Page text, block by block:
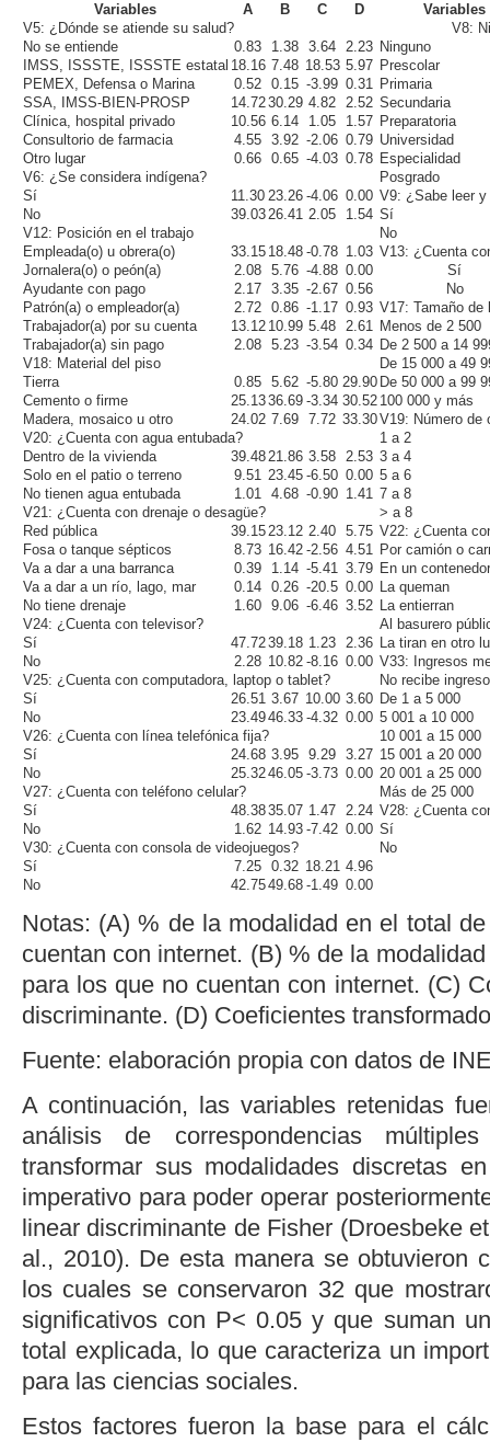
Variables A B C D
Variables
V5: ¿Dónde se atiende su salud?
V8:
No se entiende
0.83 1.38 3.64 2.23 Ninguno
IMSS, ISSSTE, ISSSTE estatal 18.16 7.48 18.53 5.97 Prescolar
PEMEX, Defensa o Marina
0.52 0.15 -3.99 0.31 Primaria
SSA, IMSS-BIEN-PROSP
14.7230.29 4.82 2.52 Secundaria
Clínica, hospital privado
10.56 6.14 1.05 1.57 Preparatoria
Consultorio de farmacia
4.55 3.92 -2.06 0.79 Universidad
Otro lugar
0.66 0.65 -4.03 0.78 Especialidad
V6: ¿Se considera indígena?
Posgrado
Sí
11.30 23.26 -4.06 0.00 V9: ¿Sabe leer y
No
39.0326.41 2.05 1.54 Sí
V12: Posición en el trabajo
No
Empleada(o) u obrera(o)
33.15 18.48 -0.78 1.03 V13: ¿Cuenta
Jornalera(o) o peón(a)
2.08 5.76 -4.88 0.00
Sí
Ayudante con pago
2.17 3.35 -2.67 0.56
No
Patrón(a) o empleador(a)
2.72 0.86 -1.17 0.93 V17: Tamaño de
Trabajador(a) por su cuenta
13.12 10.99 5.48 2.61 Menos de 2 500
Trabajador(a) sin pago
2.08 5.23 -3.54 0.34 De 2 500 a 14
V18: Material del piso
De 15 000 a 49
Tierra
0.85 5.62 -5.80 29.90 De 50 000 a 99
Cemento o firme
25.1336.69 -3.34 30.52 100 000 y más
Madera, mosaico u otro
24.02 7.69 7.72 33.30V19: Número de
V20: ¿Cuenta con agua entubada?
1 a 2
Dentro de la vivienda
39.4821.86 3.58 2.53 3 a 4
Solo en el patio o terreno
9.51 23.45 -6.50 0.00 5 a 6
No tienen agua entubada
1.01 4.68 -0.90 1.41 7 a 8
V21: ¿Cuenta con drenaje o desagüe?
> a 8
Red pública
39.1523.12 2.40 5.75 V22: ¿Cuenta
Fosa o tanque sépticos
8.73 16.42 -2.56 4.51 Por camión o
Va a dar a una barranca
0.39 1.14 -5.41 3.79 En un contenedor
Va a dar a un río, lago, mar
0.14 0.26 -20.5 0.00 La queman
No tiene drenaje
1.60 9.06 -6.46 3.52 La entierran
V24: ¿Cuenta con televisor?
Al basurero
Sí
47.7239.18 1.23 2.36 La tiran en otro
No
2.28 10.82 -8.16 0.00 V33: Ingresos
V25: ¿Cuenta con computadora, laptop o tablet?
No recibe
Sí
26.51 3.67 10.00 3.60 De 1 a 5 000
No
23.4946.33 -4.32 0.00 5 001 a 10 000
V26: ¿Cuenta con línea telefónica fija?
10 001 a 15 000
Sí
24.68 3.95 9.29 3.27 15 001 a 20 000
No
25.3246.05 -3.73 0.00 20 001 a 25 000
V27: ¿Cuenta con teléfono celular?
Más de 25 000
Sí
48.3835.07 1.47 2.24 V28: ¿Cuenta
No
1.62 14.93 -7.42 0.00 Sí
V30: ¿Cuenta con consola de videojuegos?
No
Sí
7.25 0.32 18.21 4.96
No
42.7549.68 -1.49 0.00
Notas: (A) % de la modalidad en el total
cuentan con internet. (B) % de la
para los que no cuentan con internet. (C)
discriminante. (D) Coeficientes
Fuente: elaboración propia con datos de
A continuación, las variables retenidas
análisis de correspondencias
transformar sus modalidades discretas
imperativo para poder operar
linear discriminante de Fisher (Droesbeke
al., 2010). De esta manera se obtuvieron
los cuales se conservaron 32 que
significativos con P< 0.05 y que suman
total explicada, lo que caracteriza un
para las ciencias sociales.
Estos factores fueron la base para el